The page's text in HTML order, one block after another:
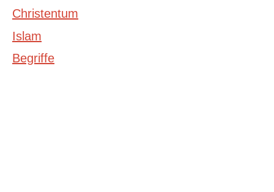
Christentum
Islam
Begriffe